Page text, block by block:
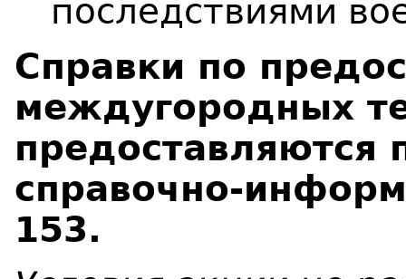
последствиями
Справки по
междугородных
предоставляются
справочно-
153.